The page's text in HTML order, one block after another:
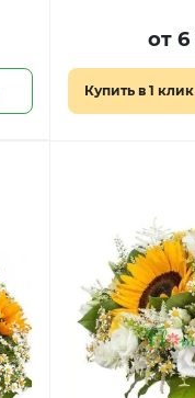
от 6
Купить в 1 клик